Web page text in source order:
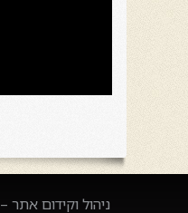
ניהול וקידום אתר –